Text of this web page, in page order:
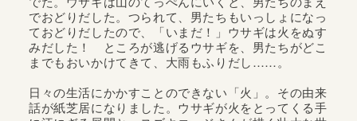
でおどりだした。つられて、男たちもいっしょになっ
ておどりだしたので、「いまだ！」ウサギは火をぬす
みだした！ ところが逃げるウサギを、男たちがどこ
までもおいかけてきて、大雨もふりだし……。
日々の生活にかかすことのできない「火」。その由来
話が紙芝居になりました。ウサギが火をとってくる手